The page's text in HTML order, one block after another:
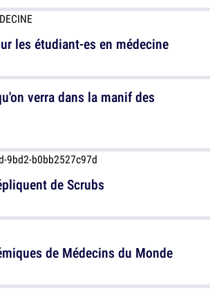
les étudiant-es en médecine
de Scrubs
verra dans la manif des
de Médecins du Monde